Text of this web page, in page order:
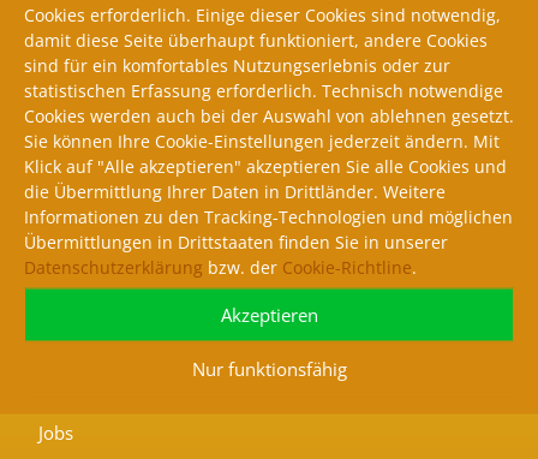
Cookies erforderlich. Einige dieser Cookies sind notwendig,
damit diese Seite überhaupt funktioniert, andere Cookies
sind für ein komfortables Nutzungs­erlebnis oder zur
statistischen Erfassung erforderlich. Technisch notwendige
Cookies werden auch bei der Auswahl von ablehnen gesetzt.
Sie können Ihre Cookie-Einstellungen jederzeit ändern. Mit
Klick auf "Alle akzeptieren" akzeptieren Sie alle Cookies und
die Übermittlung Ihrer Daten in Drittländer. Weitere
Informationen zu den Tracking-Technologien und möglichen
Übermittlungen in Drittstaaten finden Sie in unserer
Datenschutzerklärung bzw. der Cookie-Richtline.
Akzeptieren
Nur funktionsfähig
Kommen Sie vorbei zum Karpfenschmaus. Klar es
gibt auch noch andere Sachen. Beginnen Sie das
Neue Jahr mit unseren ländlichen Gerichten!
Wir bitten Sie um eine Reservierung per Telefon
unter03 52 65 / 561 80 oder bequem über unser
Formular.
Grafikelement:Bild von rawpixel.com auf Freepik
Jobs